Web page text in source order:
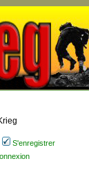
S'enregistrer